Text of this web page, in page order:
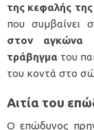
της κεφαλής
που συμβαίνει
στον αγκώνα
τράβηγμα του
του κοντά στο
Αιτία του
Ο επώδυνος